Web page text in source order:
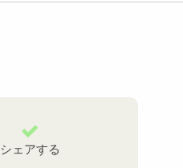
シェアする